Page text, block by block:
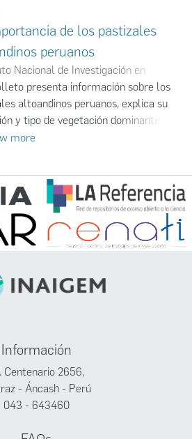
condiciones ambientales en las
desarrolla y principales
biológicas. Además, se
su importancia cultural, a través de
cotidianos y los nombres comunes
que se le conoce en el Perú, además
de los pastizales
peruanos
Nacional de Investigación en
y Ecosistemas de Montaña,2022-
Valverde;Beatriz Fuentealba;
;Teresa Oropeza
presenta información sobre los
altoandinos peruanos, explica su
y tipo de vegetación dominante, la
ecológica y socio-económica que
y cambio climático. También se
algunas estrategias para mejorar el
y estado de conservación de estos
incluyendo algunos conceptos
more
Información
Centenario 2656,
- Áncash - Perú
043 - 643460